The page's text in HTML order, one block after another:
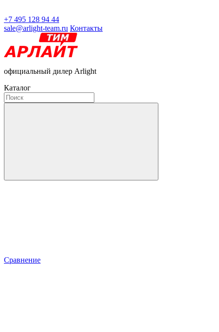
+7 495 128 94 44
sale@arlight-team.ru Контакты
официальный дилер Arlight
Каталог
Сравнение